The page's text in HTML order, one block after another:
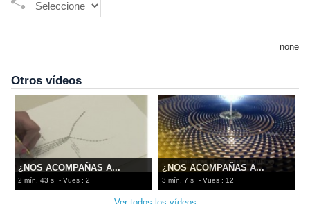
none
Otros vídeos
¿NOS ACOMPAÑAS A...
2 mín. 43 s - Vues : 2
¿NOS ACOMPAÑAS A...
3 mín. 7 s - Vues : 12